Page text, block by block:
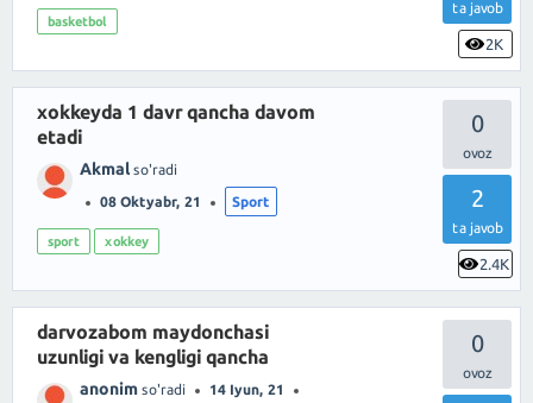
ta javob
2K
basketbol
0
2
ta javob
2.4K
xokkeyda 1 davr qancha davom
etadi
Akmal so'radi
08 Oktyabr, 21 Sport
sport xokkey
0
darvozabom maydonchasi
uzunligi va kengligi qancha
anonim so'radi 14 Iyun, 21